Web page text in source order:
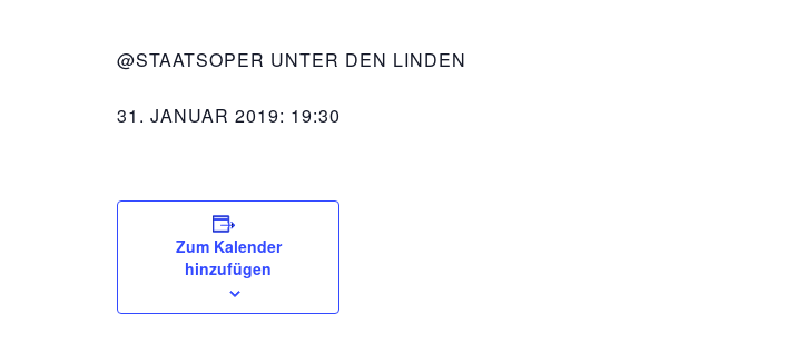
@STAATSOPER UNTER DEN LINDEN
31. JANUAR 2019: 19:30
Zum Kalender
hinzufügen